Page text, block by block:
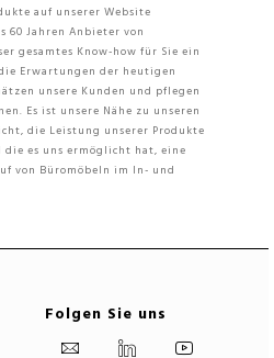
auf unserer Website
60 Jahren Anbieter von
gesamtes Know-how für Sie ein
Erwartungen der heutigen
unsere Kunden und pflegen
Es ist unsere Nähe zu unseren
die Leistung unserer Produkte
es uns ermöglicht hat, eine
von Büromöbeln im In- und
Folgen Sie uns